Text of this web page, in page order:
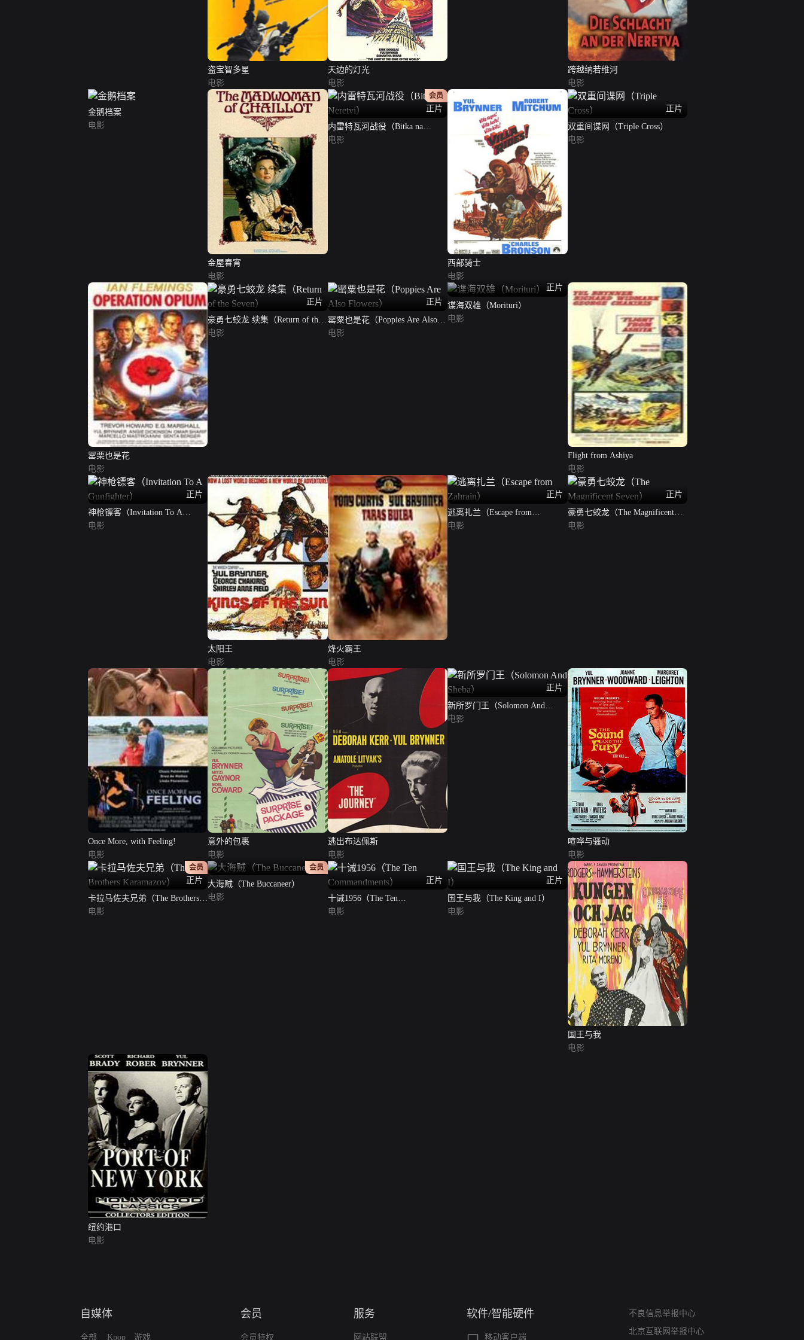
盗宝智多星
电影
天边的灯光
电影
跨越纳若维河
电影
金鹅档案
电影
金屋春宵
电影
正片
会员
内雷特瓦河战役（Bitka na
Neretvi）
电影
西部骑士
电影
正片
双重间谍网（Triple Cross）
电影
罂栗也是花
电影
正片
豪勇七蛟龙 续集（Return of the
Seven）
电影
正片
罂粟也是花（Poppies Are Also
Flowers）
电影
正片
谍海双雄（Morituri）
电影
Flight from Ashiya
电影
正片
神枪镖客（Invitation To A
Gunfighter）
电影
太阳王
电影
烽火霸王
电影
正片
逃离扎兰（Escape from
Zahrain）
电影
正片
豪勇七蛟龙（The Magnificent
Seven）
电影
Once More, with Feeling!
电影
意外的包裹
电影
逃出布达佩斯
电影
正片
新所罗门王（Solomon And
Sheba）
电影
喧哗与骚动
电影
正片
会员
卡拉马佐夫兄弟（The Brothers
Karamazov）
电影
正片
会员
大海贼（The Buccaneer）
电影
正片
十诫1956（The Ten
Commandments）
电影
正片
国王与我（The King and I）
电影
国王与我
电影
纽约港口
电影
自媒体
全部 Kpop 游戏
会员
会员特权
服务
网站联盟
软件/智能硬件
移动客户端
不良信息举报中心
北京互联网举报中心
亚运会举报专区